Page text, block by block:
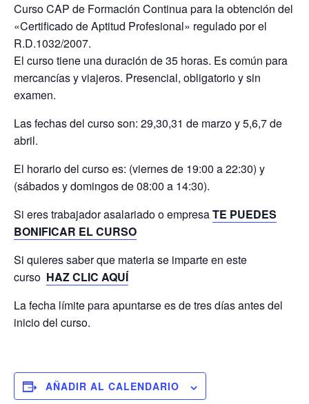
Curso CAP de Formación Continua para la obtención del
«Certificado de Aptitud Profesional» regulado por el
R.D.1032/2007.
El curso tiene una duración de 35 horas. Es común para
mercancías y viajeros. Presencial, obligatorio y sin
examen.
Las fechas del curso son: 29,30,31 de marzo y 5,6,7 de
abril.
El horario del curso es: (viernes de 19:00 a 22:30) y
(sábados y domingos de 08:00 a 14:30).
Si eres trabajador asalariado o empresaTE PUEDES
BONIFICAR EL CURSO
Si quieres saber que materia se imparte en este
curso HAZ CLIC AQUÍ
La fecha límite para apuntarse es de tres días antes del
inicio del curso.
AÑADIR AL CALENDARIO